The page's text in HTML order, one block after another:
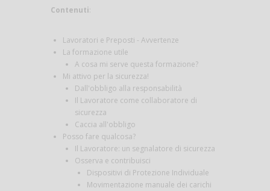
Contenuti:
Lavoratori e Preposti - Avvertenze
La formazione utile
A cosa mi serve questa formazione?
Mi attivo per la sicurezza!
Dall'obbligo alla responsabilità
Il Lavoratore come collaboratore di
sicurezza
Caccia all'obbligo
Posso fare qualcosa?
Il Lavoratore: un segnalatore di sicurezza
Osserva e contribuisci
Dispositivi di Protezione Individuale
Movimentazione manuale dei carichi